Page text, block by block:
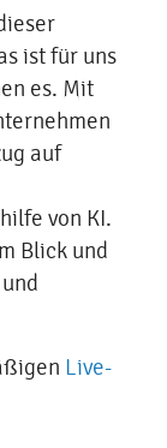
ist für uns
es. Mit
auf
von KI.
Blick und
Live-